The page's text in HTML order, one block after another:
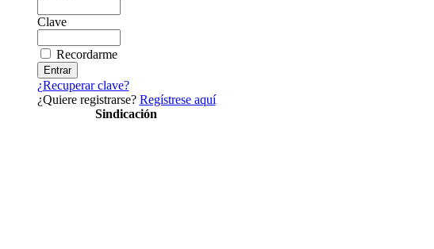
Clave
Recordarme
¿Recuperar clave?
¿Quiere registrarse? Regístrese aquí
Sindicación